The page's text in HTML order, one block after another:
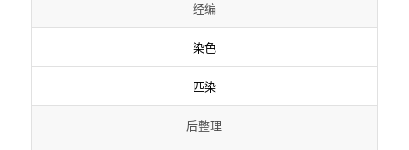
经编
染色
匹染
后整理